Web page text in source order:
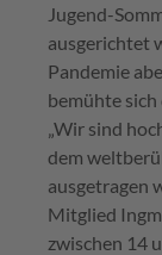
Jugend-
ausgerichtet
Pandemie
bemühte sich
„Wir sind
dem
ausgetragen
Mitglied
zwischen 14